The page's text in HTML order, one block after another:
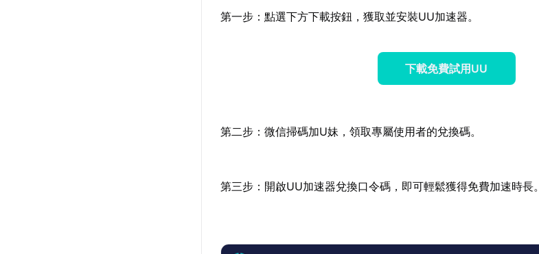
第一步：點選下方下載按鈕，獲取並安裝UU加速器。
下載免費試用UU
第二步：微信掃碼加U妹，領取專屬使用者的兌換碼。
第三步：開啟UU加速器兌換口令碼，即可輕鬆獲得免費加速時長。